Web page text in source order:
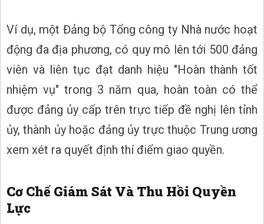
Ví dụ, một Đảng bộ Tổng công ty Nhà nước hoạt
động đa địa phương, có quy mô lên tới 500 đảng
viên và liên tục đạt danh hiệu "Hoàn thành tốt
nhiệm vụ" trong 3 năm qua, hoàn toàn có thể
được đảng ủy cấp trên trực tiếp đề nghị lên tỉnh
ủy, thành ủy hoặc đảng ủy trực thuộc Trung ương
xem xét ra quyết định thí điểm giao quyền.
Cơ Chế Giám Sát Và Thu Hồi Quyền
Lực